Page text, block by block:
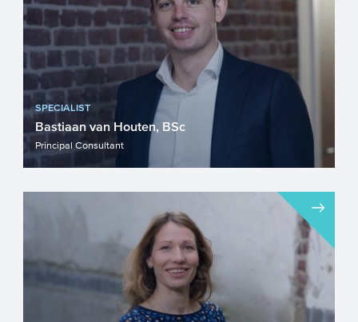
SPECIALIST
Bastiaan van Houten, BSc
Principal Consultant